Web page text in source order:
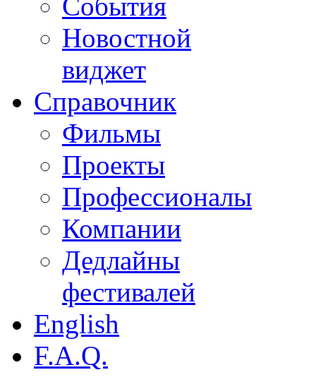
Новостной
виджет
Справочник
Фильмы
Проекты
Профессионалы
Компании
Дедлайны
фестивалей
English
F.A.Q.